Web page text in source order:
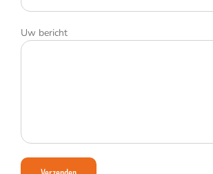
Uw bericht